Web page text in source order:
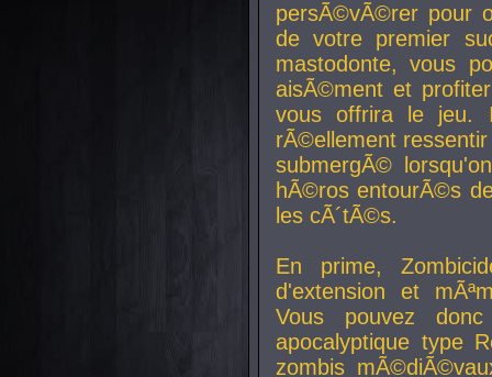
persÃ©vÃ©rer pour
de votre premier
mastodonte, vous
aisÃ©ment et
vous offrira le jeu.
rÃ©ellement
submergÃ©
hÃ©ros entourÃ©s
les cÃ´tÃ©s.
En prime,
d'extension et
Vous pouvez
apocalyptique type
zombis